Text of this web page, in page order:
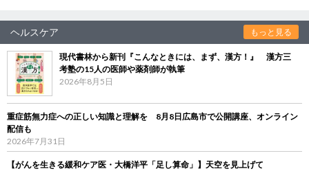
ヘルスケア もっと見る
現代書林から新刊『こんなときには、まず、漢方！』 漢方三
考塾の15人の医師や薬剤師が執筆
2026年8月5日
重症筋無力症への正しい知識と理解を 8月8日広島市で公開講座、オンライン
配信も
2026年7月31日
【がんを生きる緩和ケア医・大橋洋平「足し算命」】天空を見上げて